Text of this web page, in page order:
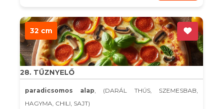
32 cm
28. TŰZNYELŐ
paradicsomos alap, (DARÁL THÚS, SZEMESBAB,
HAGYMA, CHILI, SAJT)